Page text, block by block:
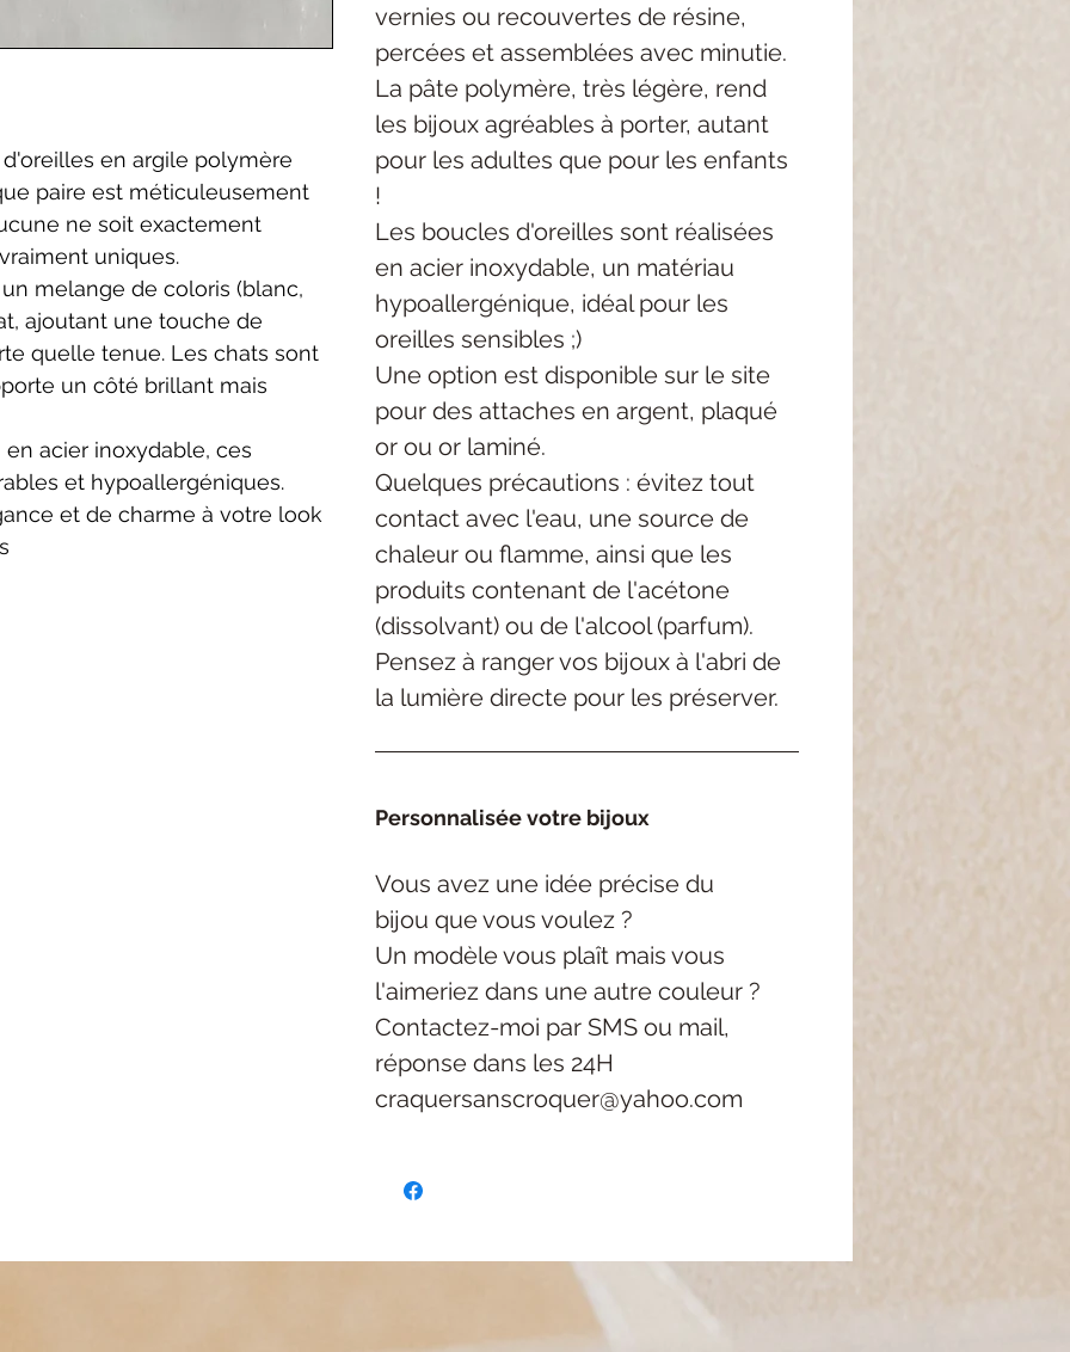
en argile polymère
paire est méticuleusement
ne soit exactement
uniques.
melange de coloris (blanc,
ajoutant une touche de
quelle tenue. Les chats sont
un côté brillant mais
acier inoxydable, ces
et hypoallergéniques.
et de charme à votre look
vernies ou recouvertes de résine,
percées et assemblées avec minutie.
La pâte polymère, très légère, rend
les bijoux agréables à porter, autant
pour les adultes que pour les enfants
!
Les boucles d'oreilles sont réalisées
en acier inoxydable, un matériau
hypoallergénique, idéal pour les
oreilles sensibles ;)
Une option est disponible sur le site
pour des attaches en argent, plaqué
or ou or laminé.
Quelques précautions : évitez tout
contact avec l'eau, une source de
chaleur ou flamme, ainsi que les
produits contenant de l'acétone
(dissolvant) ou de l'alcool (parfum).
Pensez à ranger vos bijoux à l'abri de
la lumière directe pour les préserver.
Personnalisée votre bijoux
Vous avez une idée précise du
bijou que vous voulez ?
Un modèle vous plaît mais vous
l'aimeriez dans une autre couleur ?
Contactez-moi par SMS ou mail,
réponse dans les 24H
craquersanscroquer@yahoo.com